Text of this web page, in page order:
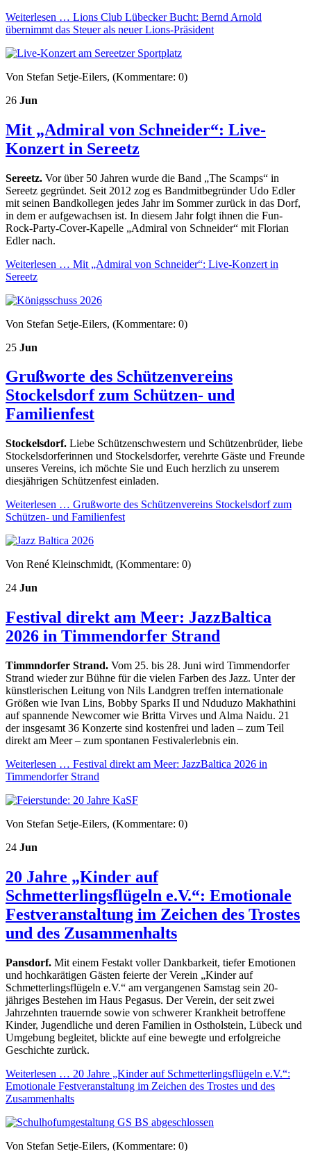
Weiterlesen … Lions Club Lübecker Bucht: Bernd Arnold
übernimmt das Steuer als neuer Lions-Präsident
Von Stefan Setje-Eilers, (Kommentare: 0)
26 Jun
Mit „Admiral von Schneider“: Live-
Konzert in Sereetz
Sereetz. Vor über 50 Jahren wurde die Band „The Scamps“ in
Sereetz gegründet. Seit 2012 zog es Bandmitbegründer Udo Edler
mit seinen Bandkollegen jedes Jahr im Sommer zurück in das Dorf,
in dem er aufgewachsen ist. In diesem Jahr folgt ihnen die Fun-
Rock-Party-Cover-Kapelle „Admiral von Schneider“ mit Florian
Edler nach.
Weiterlesen … Mit „Admiral von Schneider“: Live-Konzert in
Sereetz
Von Stefan Setje-Eilers, (Kommentare: 0)
25 Jun
Grußworte des Schützenvereins
Stockelsdorf zum Schützen- und
Familienfest
Stockelsdorf. Liebe Schützenschwestern und Schützenbrüder, liebe
Stockelsdorferinnen und Stockelsdorfer, verehrte Gäste und Freunde
unseres Vereins, ich möchte Sie und Euch herzlich zu unserem
diesjährigen Schützenfest einladen.
Weiterlesen … Grußworte des Schützenvereins Stockelsdorf zum
Schützen- und Familienfest
Von René Kleinschmidt, (Kommentare: 0)
24 Jun
Festival direkt am Meer: JazzBaltica
2026 in Timmendorfer Strand
Timmndorfer Strand. Vom 25. bis 28. Juni wird Timmendorfer
Strand wieder zur Bühne für die vielen Farben des Jazz. Unter der
künstlerischen Leitung von Nils Land­gren treffen internationale
Größen wie Ivan Lins, Bobby Sparks II und Nduduzo Makhathini
auf spannende Newcomer wie Britta Virves und Alma Naidu. 21
der insgesamt 36 Konzerte sind kostenfrei und laden – zum Teil
direkt am Meer – zum spontanen Festivalerlebnis ein.
Weiterlesen … Festival direkt am Meer: JazzBaltica 2026 in
Timmendorfer Strand
Von Stefan Setje-Eilers, (Kommentare: 0)
24 Jun
20 Jahre „Kinder auf
Schmetterlingsflügeln e.V.“: Emotionale
Festveranstaltung im Zeichen des Trostes
und des Zusammenhalts
Pansdorf. Mit einem Festakt voller Dankbarkeit, tiefer Emotionen
und hochkarätigen Gästen feierte der Verein „Kinder auf
Schmetterlingsflügeln e.V.“ am vergangenen Samstag sein 20-
jähriges Bestehen im Haus Pegasus. Der Verein, der seit zwei
Jahrzehnten trauernde sowie von schwerer Krankheit betroffene
Kinder, Jugendliche und deren Familien in Ostholstein, Lübeck und
Umgebung begleitet, blickte auf eine bewegte und erfolgreiche
Geschichte zurück.
Weiterlesen … 20 Jahre „Kinder auf Schmetterlingsflügeln e.V.“:
Emotionale Festveranstaltung im Zeichen des Trostes und des
Zusammenhalts
Von Stefan Setje-Eilers, (Kommentare: 0)